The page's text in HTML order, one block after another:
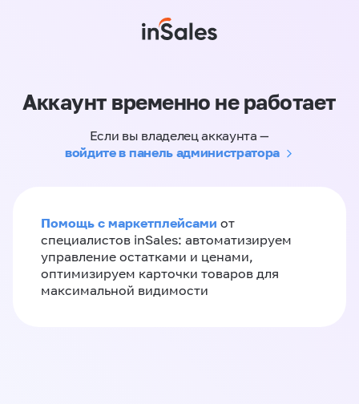
Аккаунт временно не работает
Если вы владелец аккаунта —
войдите в панель администратора
Помощь с маркетплейсами от
специалистов inSales: автоматизируем
управление остатками и ценами,
оптимизируем карточки товаров для
максимальной видимости